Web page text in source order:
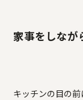
家事をしなが
キッチンの目の